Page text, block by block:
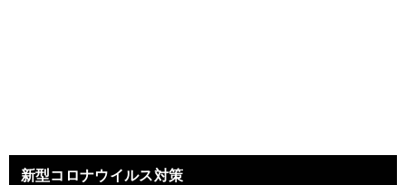
新型コロナウイルス対策